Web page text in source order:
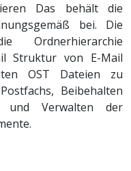
Das behält die
bei. Die
Struktur von E-Mail
OST Dateien zu
Beibehalten
und Verwalten der